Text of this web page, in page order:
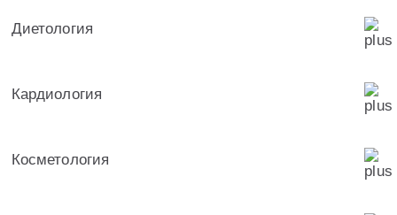
Диетология
Кардиология
Косметология